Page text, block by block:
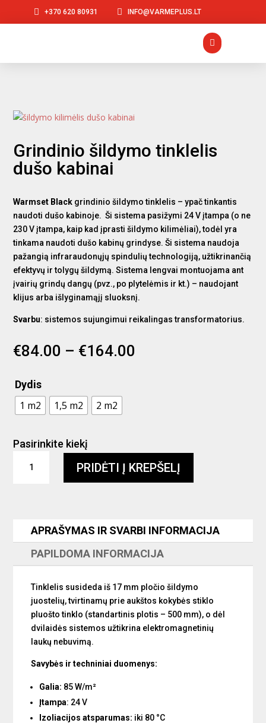
 +370 620 80931  INFO@VARMEPLUS.LT

Grindinio šildymo tinklelis
dušo kabinai
Warmset Black grindinio šildymo tinklelis – ypač tinkantis
naudoti dušo kabinoje. Ši sistema pasižymi 24 V įtampa (o ne
230 V įtampa, kaip kad įprasti šildymo kilimėliai), todėl yra
tinkama naudoti dušo kabinų grindyse. Ši sistema naudoja
pažangią infraraudonųjų spindulių technologiją, užtikrinančią
efektyvų ir tolygų šildymą. Sistema lengvai montuojama ant
įvairių grindų dangų (pvz., po plytelėmis ir kt.) – naudojant
klijus arba išlyginamąjį sluoksnį.
Svarbu: sistemos sujungimui reikalingas transformatorius.
€84.00 – €164.00
Dydis
1 m2 1,5 m2 2 m2
Pasirinkite kiekį
kiekis:
dušo
kabinai
PRIDĖTI Į KREPŠELĮ
APRAŠYMAS IR SVARBI INFORMACIJA
PAPILDOMA INFORMACIJA
Tinklelis susideda iš 17 mm pločio šildymo
juostelių, tvirtinamų prie aukštos kokybės stiklo
pluošto tinklo (standartinis plotis – 500 mm), o dėl
dvilaidės sistemos užtikrina elektromagnetinių
laukų nebuvimą.
Savybės ir techniniai duomenys:
Galia: 85 W/m²
Įtampa: 24 V
Izoliacijos atsparumas: iki 80 °C